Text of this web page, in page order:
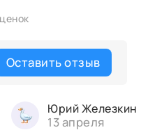
Оставить отзыв
Юрий Железкин
13 апреля